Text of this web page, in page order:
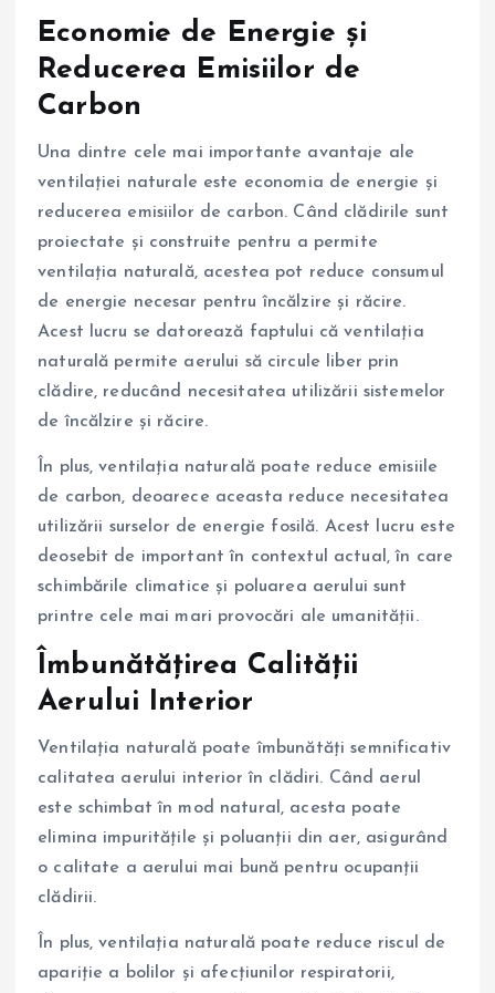
Economie de Energie și
Reducerea Emisiilor de
Carbon
Una dintre cele mai importante avantaje ale
ventilației naturale este economia de energie și
reducerea emisiilor de carbon. Când clădirile sunt
proiectate și construite pentru a permite
ventilația naturală, acestea pot reduce consumul
de energie necesar pentru încălzire și răcire.
Acest lucru se datorează faptului că ventilația
naturală permite aerului să circule liber prin
clădire, reducând necesitatea utilizării sistemelor
de încălzire și răcire.
În plus, ventilația naturală poate reduce emisiile
de carbon, deoarece aceasta reduce necesitatea
utilizării surselor de energie fosilă. Acest lucru este
deosebit de important în contextul actual, în care
schimbările climatice și poluarea aerului sunt
printre cele mai mari provocări ale umanității.
Îmbunătățirea Calității
Aerului Interior
Ventilația naturală poate îmbunătăți semnificativ
calitatea aerului interior în clădiri. Când aerul
este schimbat în mod natural, acesta poate
elimina impuritățile și poluanții din aer, asigurând
o calitate a aerului mai bună pentru ocupanții
clădirii.
În plus, ventilația naturală poate reduce riscul de
apariție a bolilor și afecțiunilor respiratorii,